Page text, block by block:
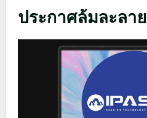
ประกาศล้มละลาย